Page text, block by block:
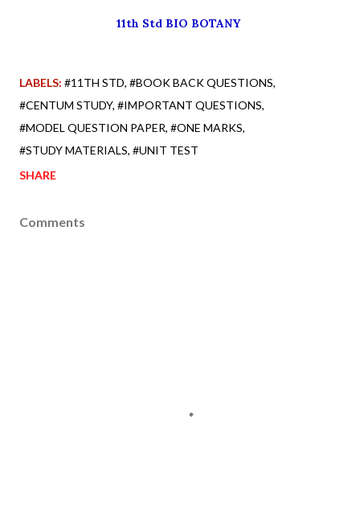
11th Std BIO BOTANY
LABELS: #11TH STD #BOOK BACK QUESTIONS
#CENTUM STUDY #IMPORTANT QUESTIONS
#MODEL QUESTION PAPER #ONE MARKS
#STUDY MATERIALS #UNIT TEST
SHARE
Comments